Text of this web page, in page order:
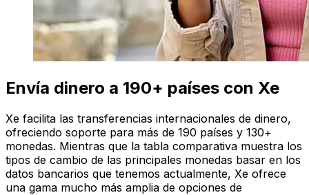
Envía dinero a 190+ países con Xe
Xe facilita las transferencias internacionales de dinero,
ofreciendo soporte para más de 190 países y 130+
monedas. Mientras que la tabla comparativa muestra los
tipos de cambio de las principales monedas basar en los
datos bancarios que tenemos actualmente, Xe ofrece
una gama mucho más amplia de opciones de